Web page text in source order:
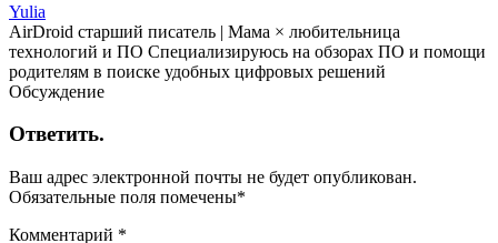
Yulia
AirDroid старший писатель | Мама × любительница
технологий и ПО Специализируюсь на обзорах ПО и помощи
родителям в поиске удобных цифровых решений
Обсуждение
Ответить.
Ваш адрес электронной почты не будет опубликован.
Обязательные поля помечены*
Комментарий *